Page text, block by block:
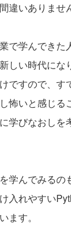
違いありませ
で学んできた
しい時代にな
ですので、す
怖いと感じる
学びなおしを
学んでみるの
入れやすい
ます。